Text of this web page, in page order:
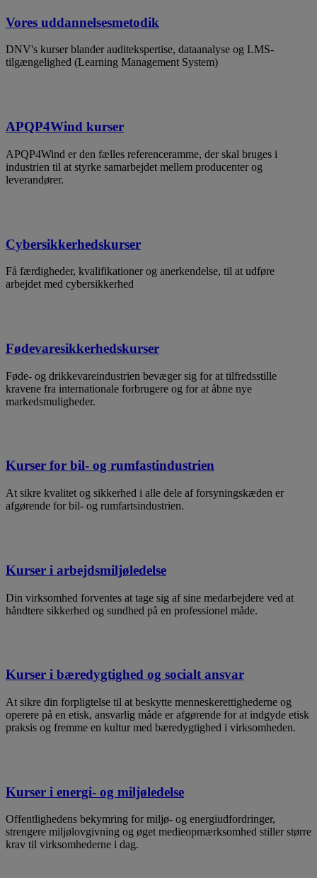
Vores uddannelsesmetodik
DNV's kurser blander auditekspertise, dataanalyse og LMS-
tilgængelighed (Learning Management System)
APQP4Wind kurser
APQP4Wind er den fælles referenceramme, der skal bruges i
industrien til at styrke samarbejdet mellem producenter og
leverandører.
Cybersikkerhedskurser
Få færdigheder, kvalifikationer og anerkendelse, til at udføre
arbejdet med cybersikkerhed
Fødevaresikkerhedskurser
Føde- og drikkevareindustrien bevæger sig for at tilfredsstille
kravene fra internationale forbrugere og for at åbne nye
markedsmuligheder.
Kurser for bil- og rumfastindustrien
At sikre kvalitet og sikkerhed i alle dele af forsyningskæden er
afgørende for bil- og rumfartsindustrien.
Kurser i arbejdsmiljøledelse
Din virksomhed forventes at tage sig af sine medarbejdere ved at
håndtere sikkerhed og sundhed på en professionel måde.
Kurser i bæredygtighed og socialt ansvar
At sikre din forpligtelse til at beskytte menneskerettighederne og
operere på en etisk, ansvarlig måde er afgørende for at indgyde etisk
praksis og fremme en kultur med bæredygtighed i virksomheden.
Kurser i energi- og miljøledelse
Offentlighedens bekymring for miljø- og energiudfordringer,
strengere miljølovgivning og øget medieopmærksomhed stiller større
krav til virksomhederne i dag.